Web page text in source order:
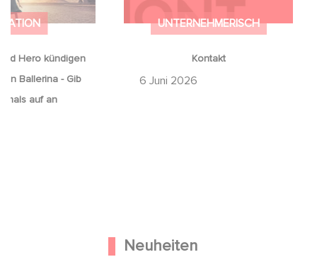
Hero kündigen
Ballerina - Gib
auf an
UNTERNEHMERISCH
Kontakt
6 Juni 2026
Neuheiten